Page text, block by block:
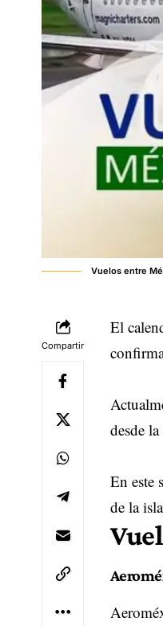
Vuelos entre
Compartir
El
desde
En este
de la